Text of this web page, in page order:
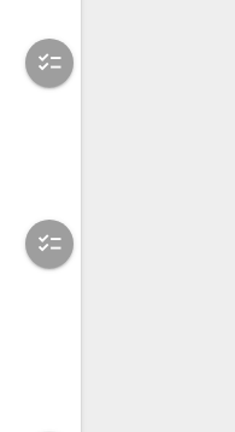
checklist
checklist